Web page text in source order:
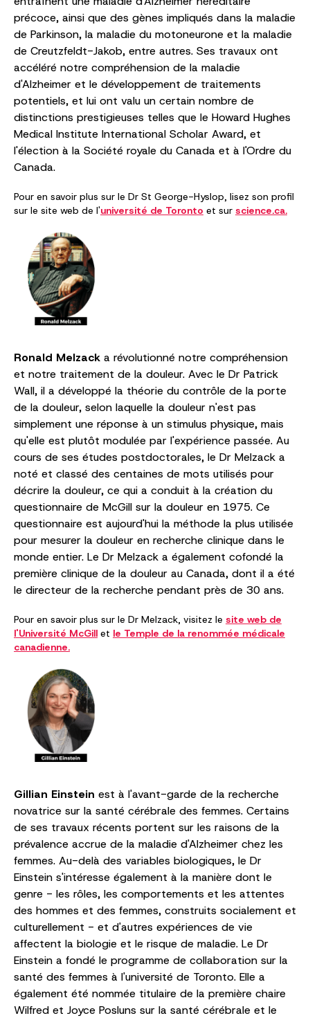
précoce, ainsi que des gènes impliqués dans la maladie
de Parkinson, la maladie du motoneurone et la maladie
de Creutzfeldt-Jakob, entre autres. Ses travaux ont
accéléré notre compréhension de la maladie
d'Alzheimer et le développement de traitements
potentiels, et lui ont valu un certain nombre de
distinctions prestigieuses telles que le Howard Hughes
Medical Institute International Scholar Award, et
l'élection à la Société royale du Canada et à l'Ordre du
Canada.
Pour en savoir plus sur le Dr St George-Hyslop, lisez son profil
sur le site web de l'université de Toronto et sur science.ca.
Ronald Melzack a révolutionné notre compréhension
et notre traitement de la douleur. Avec le Dr Patrick
Wall, il a développé la théorie du contrôle de la porte
de la douleur, selon laquelle la douleur n'est pas
simplement une réponse à un stimulus physique, mais
qu'elle est plutôt modulée par l'expérience passée. Au
cours de ses études postdoctorales, le Dr Melzack a
noté et classé des centaines de mots utilisés pour
décrire la douleur, ce qui a conduit à la création du
questionnaire de McGill sur la douleur en 1975. Ce
questionnaire est aujourd'hui la méthode la plus utilisée
pour mesurer la douleur en recherche clinique dans le
monde entier. Le Dr Melzack a également cofondé la
première clinique de la douleur au Canada, dont il a été
le directeur de la recherche pendant près de 30 ans.
Pour en savoir plus sur le Dr Melzack, visitez le site web de
l'Université McGill et le Temple de la renommée médicale
canadienne.
Gillian Einstein est à l'avant-garde de la recherche
novatrice sur la santé cérébrale des femmes. Certains
de ses travaux récents portent sur les raisons de la
prévalence accrue de la maladie d'Alzheimer chez les
femmes. Au-delà des variables biologiques, le Dr
Einstein s'intéresse également à la manière dont le
genre - les rôles, les comportements et les attentes
des hommes et des femmes, construits socialement et
culturellement - et d'autres expériences de vie
affectent la biologie et le risque de maladie. Le Dr
Einstein a fondé le programme de collaboration sur la
santé des femmes à l'université de Toronto. Elle a
également été nommée titulaire de la première chaire
Wilfred et Joyce Posluns sur la santé cérébrale et le